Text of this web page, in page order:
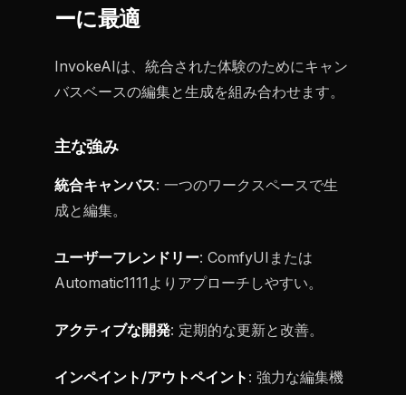
ーに最適
InvokeAIは、統合された体験のためにキャン
バスベースの編集と生成を組み合わせます。
主な強み
統合キャンバス: 一つのワークスペースで生
成と編集。
ユーザーフレンドリー: ComfyUIまたは
Automatic1111よりアプローチしやすい。
アクティブな開発: 定期的な更新と改善。
インペイント/アウトペイント : 強力な編集機